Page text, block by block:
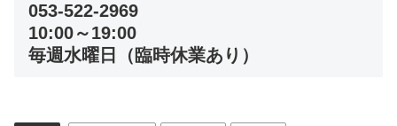
053-522-2969
10:00～19:00
毎週水曜日（臨時休業あり）